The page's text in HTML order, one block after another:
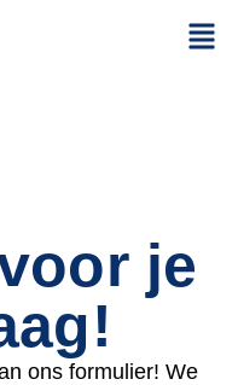
je
ons formulier! We